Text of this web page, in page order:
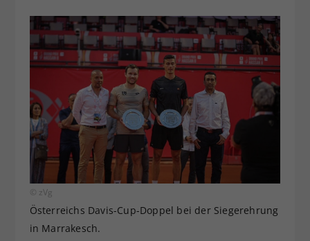
© zVg
Österreichs Davis-Cup-Doppel bei der Siegerehrung
in Marrakesch.